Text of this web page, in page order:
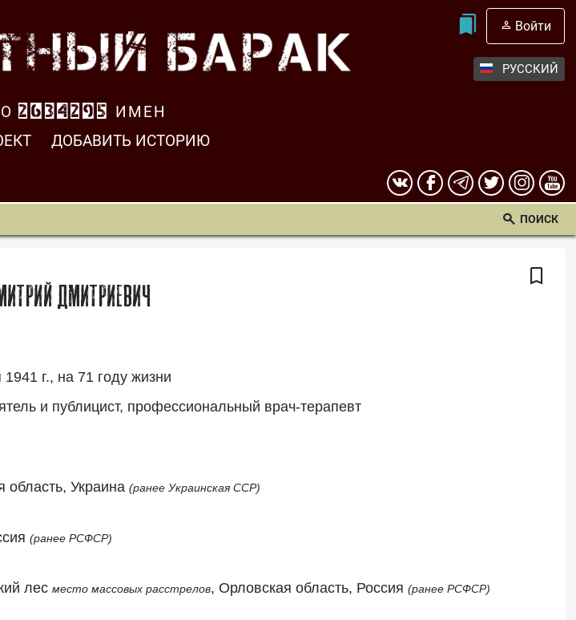
Войти
РУССКИЙ
2634296
ИМЕН
ДОБАВИТЬ ИСТОРИЮ
ПОИСК
Дмитриевич
1941 г., на 71 году жизни
и публицист, профессиональный врач-терапевт
область, Украина (ранее Украинская ССР)
(ранее РСФСР)
лес место массовых расстрелов, Орловская область, Россия (ранее РСФСР)